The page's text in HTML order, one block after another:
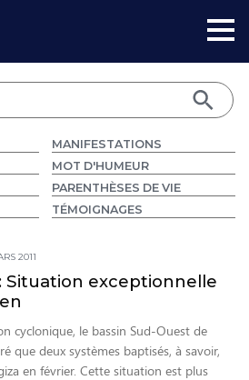
MANIFESTATIONS
MOT D'HUMEUR
PARENTHÈSES DE VIE
TÉMOIGNAGES
2011
Situation exceptionnelle
cyclonique, le bassin Sud-Ouest de
que deux systèmes baptisés, à savoir,
en février. Cette situation est plus